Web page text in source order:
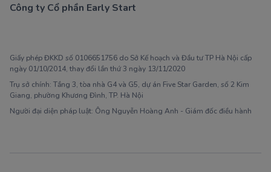
Công ty Cổ phần Early Start
Giấy phép ĐKKD số 0106651756 do Sở Kế hoạch và Đầu tư TP Hà Nội cấp
ngày 01/10/2014, thay đổi lần thứ 3 ngày 13/11/2020
Trụ sở chính: Tầng 3, tòa nhà G4 và G5, dự án Five Star Garden, số 2 Kim
Giang, phường Khương Đình, TP. Hà Nội
Người đại diện pháp luật: Ông Nguyễn Hoàng Anh - Giám đốc điều hành